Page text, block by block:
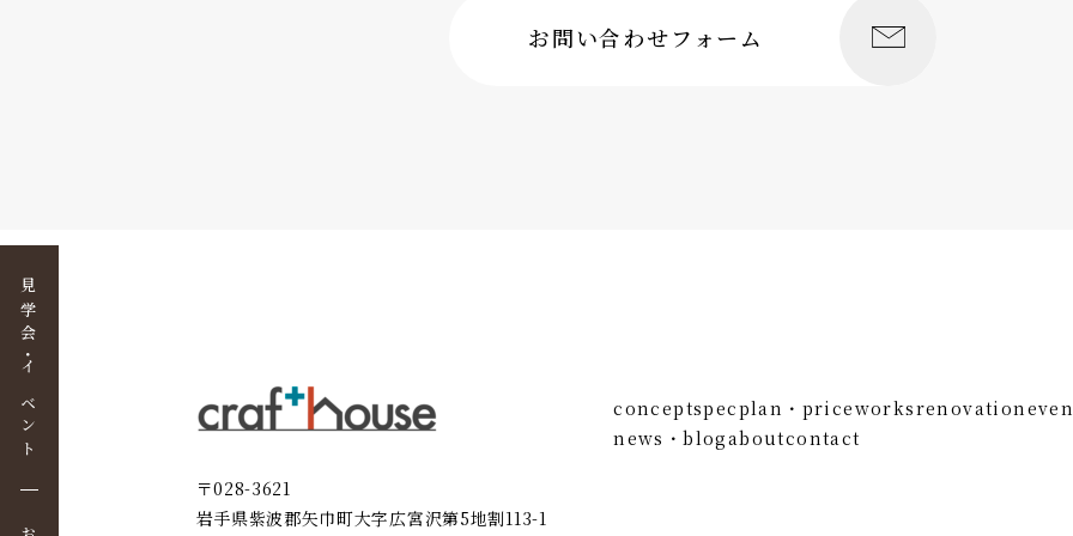
見学会・イベント
お問い合わせフォーム
〒028-3621
岩手県紫波郡矢巾町大字広宮沢第5地割113-1
conceptspecplan・priceworksrenovation
news・blogaboutcontact